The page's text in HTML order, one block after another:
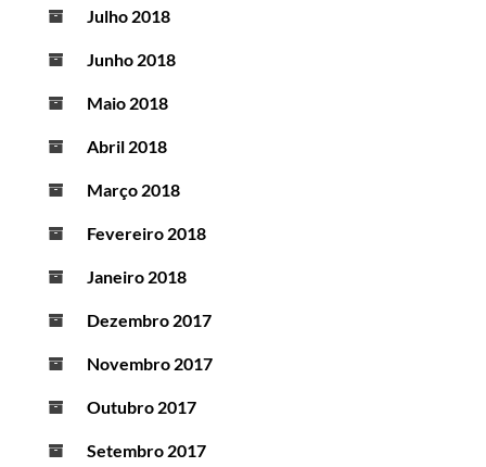
Julho 2018
Junho 2018
Maio 2018
Abril 2018
Março 2018
Fevereiro 2018
Janeiro 2018
Dezembro 2017
Novembro 2017
Outubro 2017
Setembro 2017